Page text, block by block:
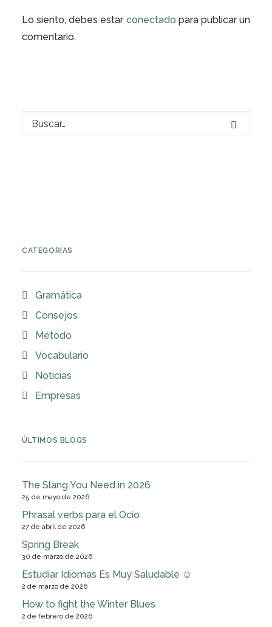
Lo siento, debes estar conectado para publicar un
comentario.
CATEGORÍAS
Gramática
Consejos
Método
Vocabulario
Noticias
Empresas
ÚLTIMOS BLOGS
The Slang You Need in 2026
25 de mayo de 2026
Phrasal verbs para el Ocio
27 de abril de 2026
Spring Break
30 de marzo de 2026
Estudiar Idiomas Es Muy Saludable ☺
2 de marzo de 2026
How to fight the Winter Blues
2 de febrero de 2026